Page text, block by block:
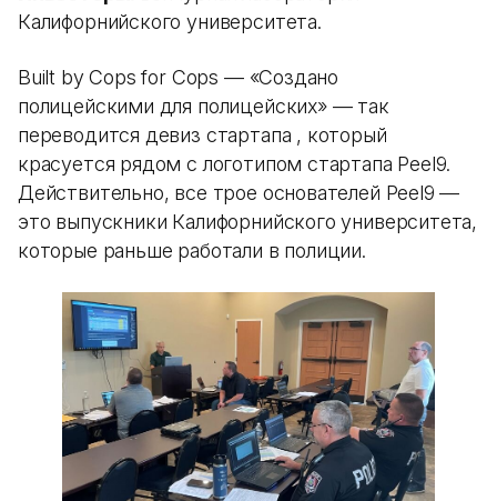
Калифорнийского университета.
Built by Cops for Cops — «Создано
полицейскими для полицейских» — так
переводится девиз стартапа , который
красуется рядом с логотипом стартапа Peel9.
Действительно, все трое основателей Peel9 —
это выпускники Калифорнийского университета,
которые раньше работали в полиции.